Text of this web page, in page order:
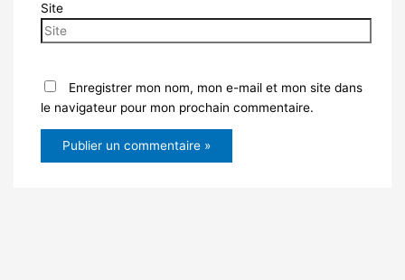
Site
Enregistrer mon nom, mon e-mail et mon site dans
le navigateur pour mon prochain commentaire.